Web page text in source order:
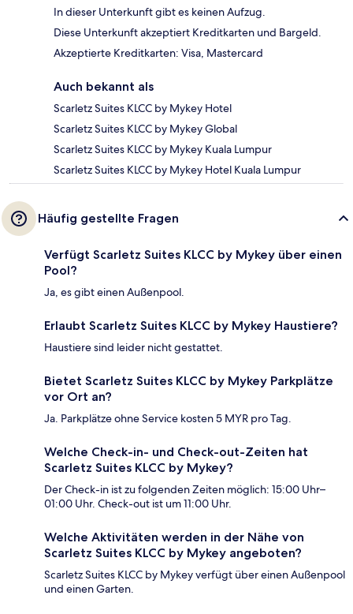
In dieser Unterkunft gibt es keinen Aufzug.
Diese Unterkunft akzeptiert Kreditkarten und Bargeld.
Akzeptierte Kreditkarten: Visa, Mastercard
Auch bekannt als
Scarletz Suites KLCC by Mykey Hotel
Scarletz Suites KLCC by Mykey Global
Scarletz Suites KLCC by Mykey Kuala Lumpur
Scarletz Suites KLCC by Mykey Hotel Kuala Lumpur
Häufig gestellte Fragen
Verfügt Scarletz Suites KLCC by Mykey über einen
Pool?
Ja, es gibt einen Außenpool.
Erlaubt Scarletz Suites KLCC by Mykey Haustiere?
Haustiere sind leider nicht gestattet.
Bietet Scarletz Suites KLCC by Mykey Parkplätze
vor Ort an?
Ja. Parkplätze ohne Service kosten 5 MYR pro Tag.
Welche Check-in- und Check-out-Zeiten hat
Scarletz Suites KLCC by Mykey?
Der Check-in ist zu folgenden Zeiten möglich: 15:00 Uhr–
01:00 Uhr. Check-out ist um 11:00 Uhr.
Welche Aktivitäten werden in der Nähe von
Scarletz Suites KLCC by Mykey angeboten?
Scarletz Suites KLCC by Mykey verfügt über einen Außenpool
und einen Garten.